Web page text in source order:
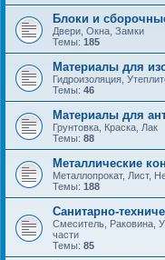
Блоки и
Двери, Окна, Замки
Темы: 185
Материалы для
Гидроизоляция,
Темы: 46
Материалы для
Грунтовка, Краска, Лак
Темы: 88
Металлические
Металлопрокат, Лист,
Темы: 188
Санитарно-
Смеситель, Раковина,
части
Темы: 85